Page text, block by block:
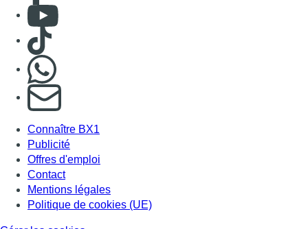
Consulter Youtube
Consulter TikTok
S'abonner à notre newsletter
Connaître BX1
Publicité
Offres d'emploi
Contact
Mentions légales
Politique de cookies (UE)